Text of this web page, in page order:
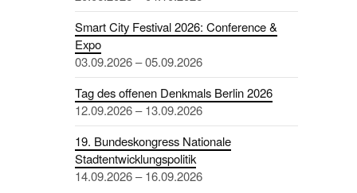
Smart City Festival 2026: Conference &
Expo
03.09.2026 – 05.09.2026
Tag des offenen Denkmals Berlin 2026
12.09.2026 – 13.09.2026
19. Bundeskongress Nationale
Stadtentwicklungspolitik
14.09.2026 – 16.09.2026